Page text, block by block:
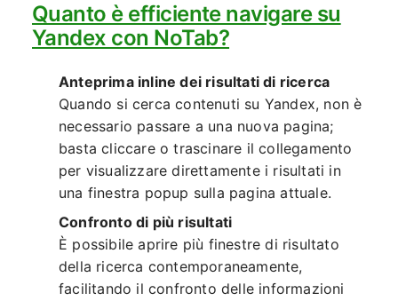
Quanto è efficiente navigare su
Yandex con NoTab?
Anteprima inline dei risultati di ricerca
Quando si cerca contenuti su Yandex, non è
necessario passare a una nuova pagina;
basta cliccare o trascinare il collegamento
per visualizzare direttamente i risultati in
una finestra popup sulla pagina attuale.
Confronto di più risultati
È possibile aprire più finestre di risultato
della ricerca contemporaneamente,
facilitando il confronto delle informazioni